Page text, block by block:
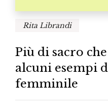
Rita Librandi
Più di sacro
alcuni esempi
femminile